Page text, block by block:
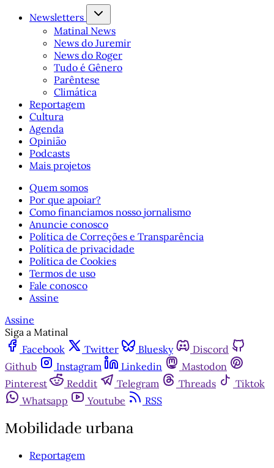
Newsletters
Matinal News
News do Juremir
News do Roger
Tudo é Gênero
Parêntese
Climática
Reportagem
Cultura
Agenda
Opinião
Podcasts
Mais projetos
Quem somos
Por que apoiar?
Como financiamos nosso jornalismo
Anuncie conosco
Política de Correções e Transparência
Política de privacidade
Política de Cookies
Termos de uso
Fale conosco
Assine
Assine
Siga a Matinal
Facebook
Twitter Bluesky
Discord
Github
Instagram Linkedin
Mastodon
Pinterest
Reddit Telegram Threads
Tiktok
Whatsapp
Youtube RSS
Mobilidade urbana
Reportagem